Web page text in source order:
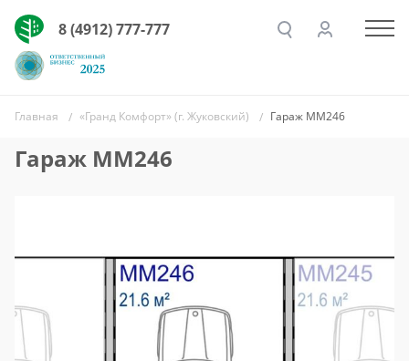
8 (4912) 777-777
Главная «Гранд Комфорт» (г. Жуковский) Гараж ММ246
Гараж ММ246